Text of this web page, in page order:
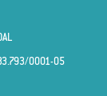
0001­-05